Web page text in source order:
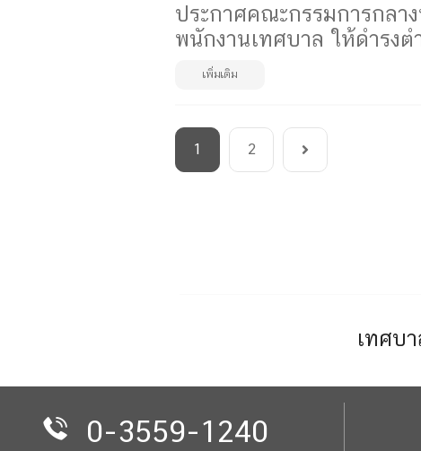
ประกาศคณะกรรมการกลา
พนักงานเทศบาล ให้ดำรง
เพิ่มเติม
1 2
เทศบ
0-3559-1240